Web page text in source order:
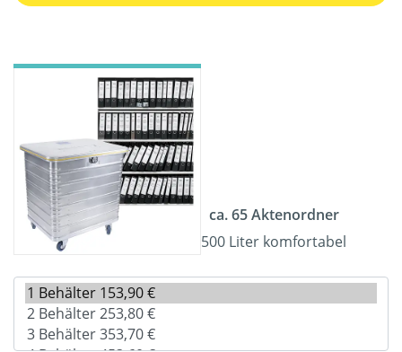
ca. 65 Aktenordner
500 Liter komfortabel